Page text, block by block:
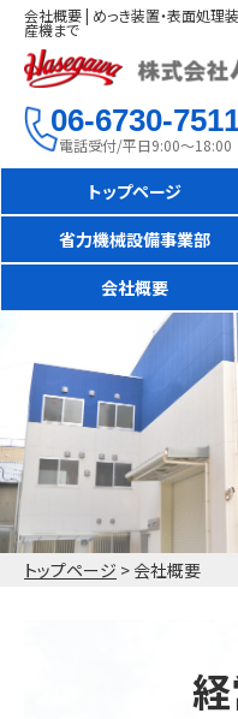
会社概要 | めっき装置・表面処理
産機まで
06-6730-
電話受付/平日9:00～18:00
トップページ
省力機械設備事業部
会社概要
トップページ > 会社概要